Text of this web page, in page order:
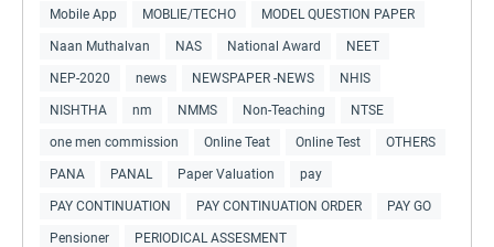
Mobile App MOBLIE/TECHO MODEL QUESTION PAPER
Naan Muthalvan NAS National Award NEET
NEP-2020 news NEWSPAPER -NEWS NHIS
NISHTHA nm NMMS Non-Teaching NTSE
one men commission Online Teat Online Test OTHERS
PANA PANAL Paper Valuation pay
PAY CONTINUATION PAY CONTINUATION ORDER PAY GO
Pensioner PERIODICAL ASSESMENT